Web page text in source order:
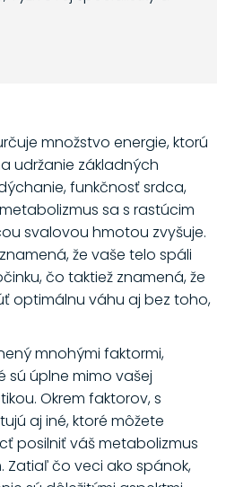
množstvo energie, ktorú
udržanie základných
funkčnosť srdca,
sa s rastúcim
svalovou hmotou zvyšuje.
že vaše telo spáli
čo taktiež znamená, že
optimálnu váhu aj bez toho,
mnohými faktormi,
sú úplne mimo vašej
Okrem faktorov, s
aj iné, ktoré môžete
posilniť váš metabolizmus
čo veci ako spánok,